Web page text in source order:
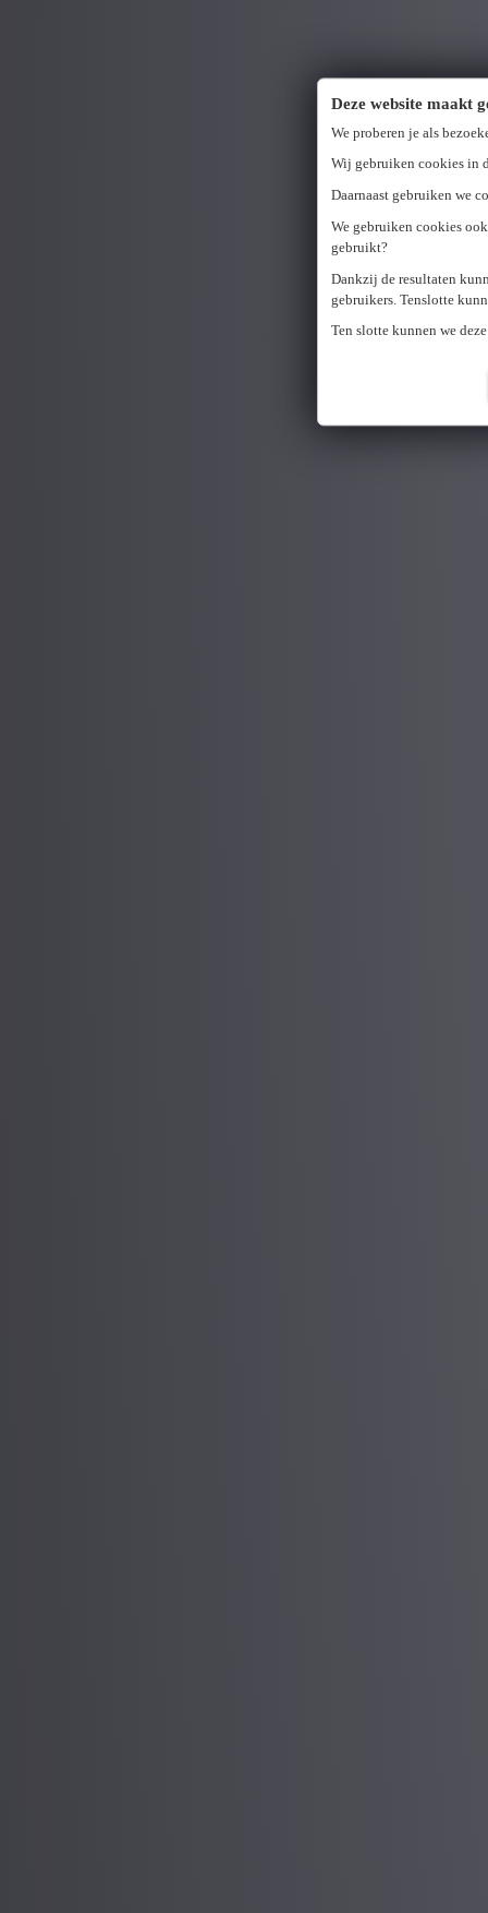
Deze website maakt
We proberen je als
Wij gebruiken cookies in
Daarnaast gebruiken we
We gebruiken cookies
gebruikt?
Dankzij de resultaten
gebruikers. Tenslotte
Ten slotte kunnen we